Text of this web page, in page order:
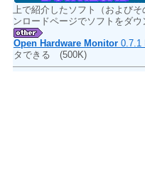
上で紹介したソフト（および
ンロードページでソフトをダ
Open Hardware Monitor 0.7.1
タできる (500K)